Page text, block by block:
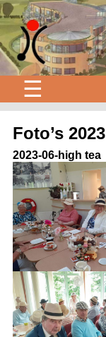
☰
Foto’s 2023
2023-06-high tea